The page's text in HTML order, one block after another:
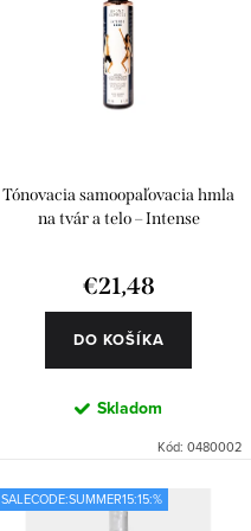
Tónovacia samoopaľovacia hmla
na tvár a telo – Intense
€21,48
DO KOŠÍKA
Skladom
Kód: 0480002
SALECODE:SUMMER15:15:%